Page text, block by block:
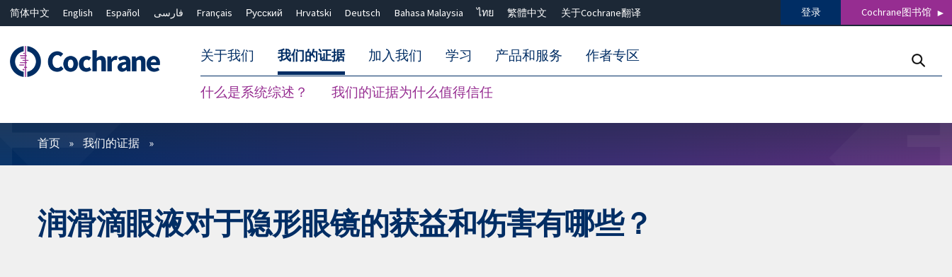
简体中文 English Español فارسی Français Русский Hrvatski Deutsch Bahasa Malaysia ไทย 繁體中文 关于Cochrane翻译 登录 Cochrane图书馆
关于我们 我们的证据
什么是系统综述？ 我们的证据为什么值得信任
加入我们 学习 产品和服务 作者专区
过滤
首页 我们的证据
润滑滴眼液对于隐形眼镜的获益和伤害有哪些？